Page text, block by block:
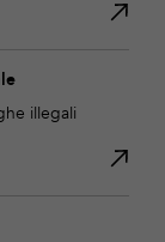
illegali